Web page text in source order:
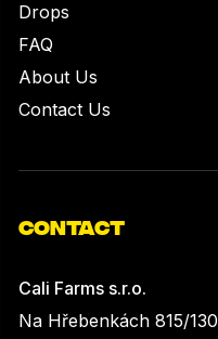
Drops
FAQ
About Us
Contact Us
CONTACT
Cali Farms s.r.o.
Na Hřebenkách 815/130